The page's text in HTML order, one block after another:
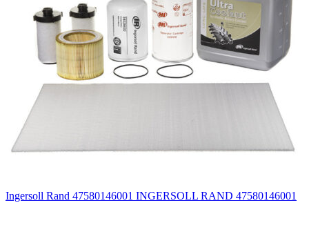
Ingersoll Rand 47580146001 INGERSOLL RAND 47580146001